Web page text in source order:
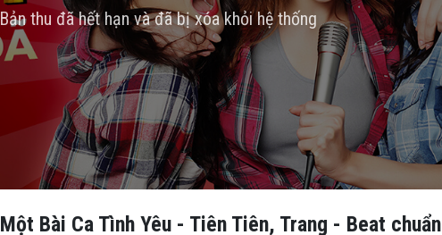
Bản thu đã hết hạn và đã bị xóa khỏi hệ thống
Bài Ca Tình Yêu - Tiên Tiên, Trang - Beat chuẩn